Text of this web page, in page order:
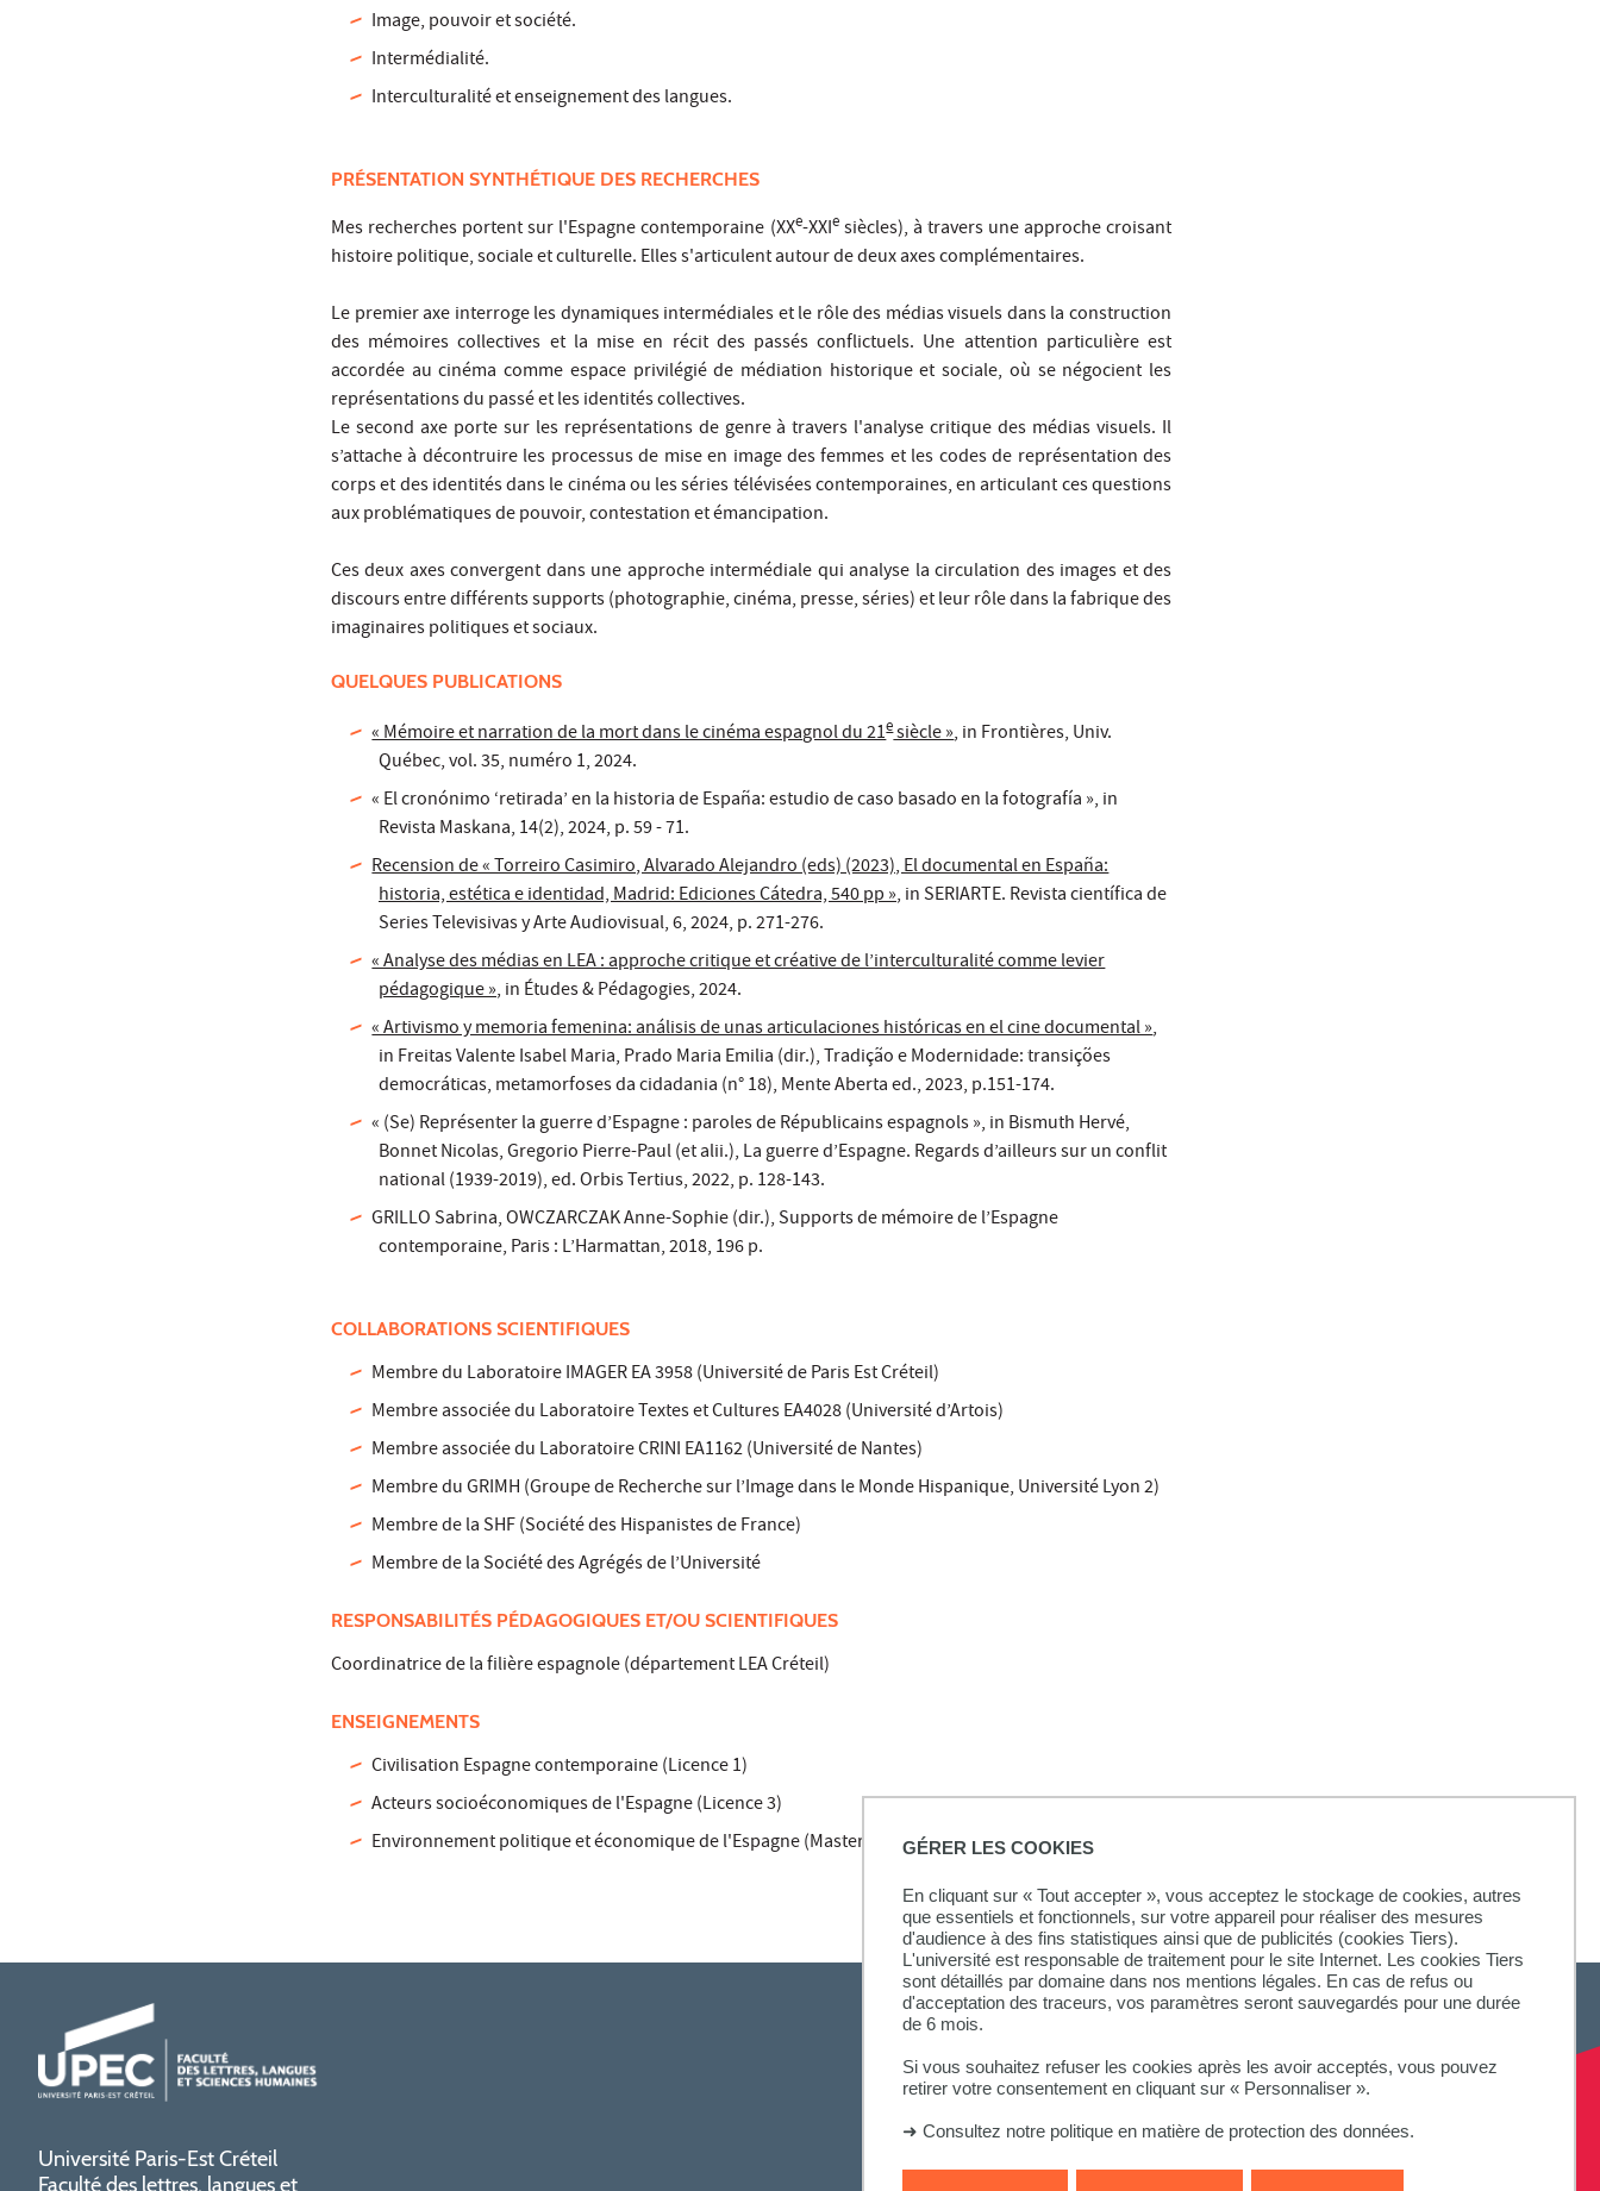
GÉRER LES COOKIES
En cliquant sur « Tout accepter », vous acceptez le stockage de cookies, autres
que essentiels et fonctionnels, sur votre appareil pour réaliser des mesures
d'audience à des fins statistiques ainsi que de publicités (cookies Tiers).
L'université est responsable de traitement pour le site Internet. Les cookies Tiers
sont détaillés par domaine dans nos mentions légales. En cas de refus ou
d'acceptation des traceurs, vos paramètres seront sauvegardés pour une durée
de 6 mois.
Si vous souhaitez refuser les cookies après les avoir acceptés, vous pouvez
retirer votre consentement en cliquant sur « Personnaliser ».
➜ Consultez notre politique en matière de protection des données.
Image, pouvoir et société.
Intermédialité.
Interculturalité et enseignement des langues.
PRÉSENTATION SYNTHÉTIQUE DES RECHERCHES
Mes recherches portent sur l'Espagne contemporaine (XXe-XXIesiècles), à travers une approche croisant
histoire politique, sociale et culturelle. Elles s'articulent autour de deux axes complémentaires.
Le premier axe interroge les dynamiques intermédiales et le rôle des médias visuels dans la construction
des mémoires collectives et la mise en récit des passés conflictuels. Une attention particulière est
accordée au cinéma comme espace privilégié de médiation historique et sociale, où se négocient les
représentations du passé et les identités collectives.
Le second axe porte sur les représentations de genre à travers l'analyse critique des médias visuels. Il
s’attache à décontruire les processus de mise en image des femmes et les codes de représentation des
corps et des identités dans le cinéma ou les séries télévisées contemporaines, en articulant ces questions
aux problématiques de pouvoir, contestation et émancipation.
Ces deux axes convergent dans une approche intermédiale qui analyse la circulation des images et des
discours entre différents supports (photographie, cinéma, presse, séries) et leur rôle dans la fabrique des
imaginaires politiques et sociaux.
QUELQUES PUBLICATIONS
« Mémoire et narration de la mort dans le cinéma espagnol du 21esiècle », in Frontières, Univ.
Québec, vol. 35, numéro 1, 2024.
« El cronónimo ‘retirada’ en la historia de España: estudio de caso basado en la fotografía », in
Revista Maskana, 14(2), 2024, p. 59 - 71.
Recension de « Torreiro Casimiro, Alvarado Alejandro (eds) (2023), El documental en España:
historia, estética e identidad, Madrid: Ediciones Cátedra, 540 pp », in SERIARTE. Revista científica de
Series Televisivas y Arte Audiovisual, 6, 2024, p. 271-276.
« Analyse des médias en LEA : approche critique et créative de l’interculturalité comme levier
pédagogique », in Études & Pédagogies, 2024.
« Artivismo y memoria femenina: análisis de unas articulaciones históricas en el cine documental »,
in Freitas Valente Isabel Maria, Prado Maria Emilia (dir.), Tradição e Modernidade: transições
democráticas, metamorfoses da cidadania (n° 18), Mente Aberta ed., 2023, p.151-174.
« (Se) Représenter la guerre d’Espagne : paroles de Républicains espagnols », in Bismuth Hervé,
Bonnet Nicolas, Gregorio Pierre-Paul (et alii.), La guerre d’Espagne. Regards d’ailleurs sur un conflit
national (1939-2019), ed. Orbis Tertius, 2022, p. 128-143.
GRILLO Sabrina, OWCZARCZAK Anne-Sophie (dir.), Supports de mémoire de l’Espagne
contemporaine, Paris : L’Harmattan, 2018, 196 p.
COLLABORATIONS SCIENTIFIQUES
Membre du Laboratoire IMAGER EA 3958 (Université de Paris Est Créteil)
Membre associée du Laboratoire Textes et Cultures EA4028 (Université d’Artois)
Membre associée du Laboratoire CRINI EA1162 (Université de Nantes)
Membre du GRIMH (Groupe de Recherche sur l’Image dans le Monde Hispanique, Université Lyon 2)
Membre de la SHF (Société des Hispanistes de France)
Membre de la Société des Agrégés de l’Université
RESPONSABILITÉS PÉDAGOGIQUES ET/OU SCIENTIFIQUES
Coordinatrice de la filière espagnole (département LEA Créteil)
ENSEIGNEMENTS
Civilisation Espagne contemporaine (Licence 1)
Acteurs socioéconomiques de l'Espagne (Licence 3)
Environnement politique et économique de l'Espagne (Master 1)
Université Paris-Est Créteil
Faculté des lettres, langues et